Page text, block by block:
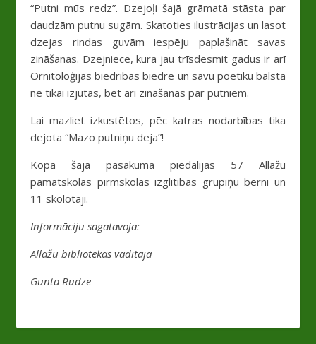
“Putni mūs redz”. Dzejoļi šajā grāmatā stāsta par
daudzām putnu sugām. Skatoties ilustrācijas un lasot
dzejas rindas guvām iespēju paplašināt savas
zināšanas. Dzejniece, kura jau trīsdesmit gadus ir arī
Ornitoloģijas biedrības biedre un savu poētiku balsta
ne tikai izjūtās, bet arī zināšanās par putniem.
Lai mazliet izkustētos, pēc katras nodarbības tika
dejota “Mazo putniņu deja”!
Kopā šajā pasākumā piedalījās 57 Allažu
pamatskolas pirmskolas izglītības grupiņu bērni un
11 skolotāji.
Informāciju sagatavoja:
Allažu bibliotēkas vadītāja
Gunta Rudze